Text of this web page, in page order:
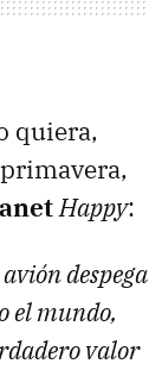
quiera,
Happy:
despega
el mundo,
valor